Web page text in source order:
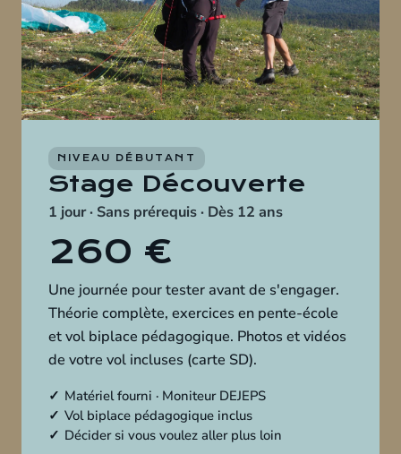
NIVEAU DÉBUTANT
Stage Découverte
1 jour · Sans prérequis · Dès 12 ans
260 €
Une journée pour tester avant de s'engager.
Théorie complète, exercices en pente-école
et vol biplace pédagogique. Photos et vidéos
de votre vol incluses (carte SD).
Matériel fourni · Moniteur DEJEPS
Vol biplace pédagogique inclus
Décider si vous voulez aller plus loin